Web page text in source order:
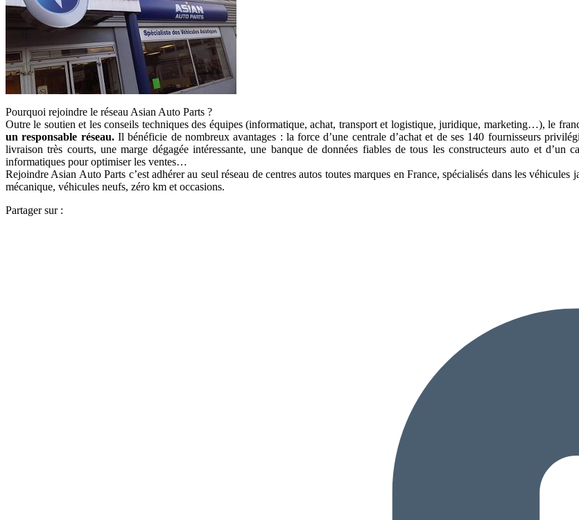
Pourquoi rejoindre le réseau Asian Auto Parts ?
Outre le soutien et les conseils techniques des équipes (informatique, achat, transport et logistique, juridique, marketing…), le
un responsable réseau. Il bénéficie de nombreux avantages : la force d’une centrale d’achat et de ses 140 fournisseurs
livraison très courts, une marge dégagée intéressante, une banque de données fiables de tous les constructeurs auto et
informatiques pour optimiser les ventes…
Rejoindre Asian Auto Parts c’est adhérer au seul réseau de centres autos toutes marques en France, spécialisés dans les véhicules
mécanique, véhicules neufs, zéro km et occasions.
Partager sur :